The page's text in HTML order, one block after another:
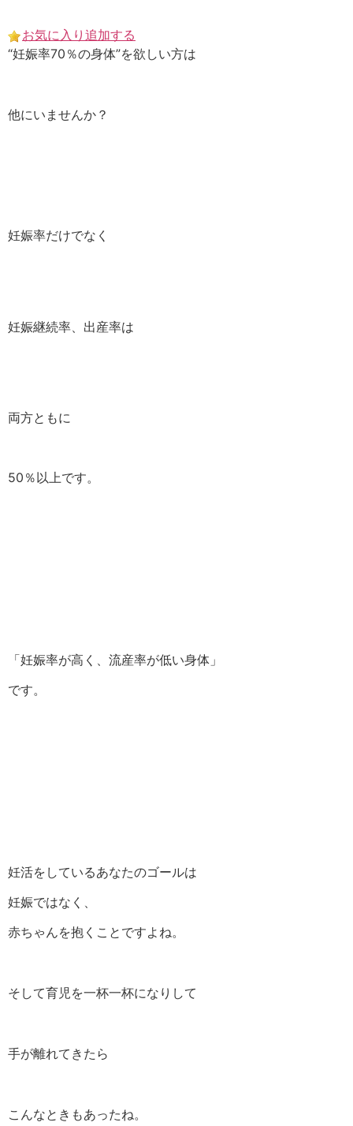
content
お気に入り追加する
“妊娠率70％の身体”を欲しい方は
他にいませんか？
妊娠率だけでなく
妊娠継続率、出産率は
両方ともに
50％以上です。
「妊娠率が高く、流産率が低い身体」
です。
妊活をしているあなたのゴールは
妊娠ではなく、
赤ちゃんを抱くことですよね。
そして育児を一杯一杯になりして
手が離れてきたら
こんなときもあったね。